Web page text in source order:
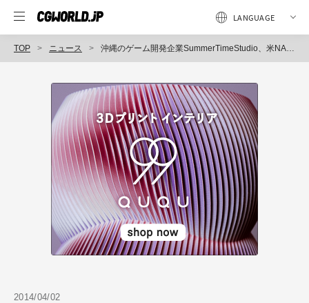
TOP ニュース 沖縄のゲーム開発企業SummerTimeStudio、米NASDAQ上場企業Glu Mobileとの3Dネイティブゲーム開発世界戦略に基づく開発技術提携を締結（SummerTimeStudio）
2014/04/02